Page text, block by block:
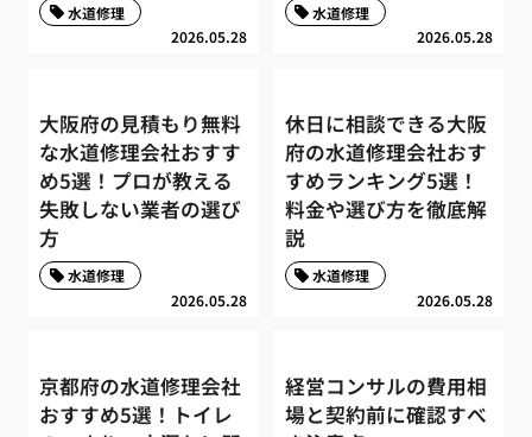
2026.05.28
水道修理
2026.05.28
水道修理
大阪府の見積もり無料
な水道修理会社おすす
め5選！プロが教える
失敗しない業者の選び
方
2026.05.28
水道修理
休日に相談できる大阪
府の水道修理会社おす
すめランキング5選！
料金や選び方を徹底解
説
2026.05.28
水道修理
京都府の水道修理会社
おすすめ5選！トイレ
経営コンサルの費用相
場と契約前に確認すべ